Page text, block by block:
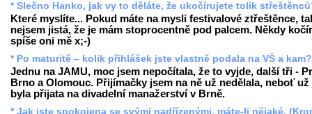
* Slečno Hanko, jak vy to děláte, že ukočírujete tolik
Které myslíte... Pokud máte na mysli festivalové ztřeštěnce,
nejsem jistá, že je mám stoprocentně pod palcem. Někdy
spíše oni mě x;-)
* Po maturitě – kolik přihlášek jste vlastně podala na VŠ a kam?
Jednu na JAMU, moc jsem nepočítala, že to vyjde, další tři -
Brno a Olomouc. Přijímačky jsem na ně už nedělala, neboť už
byla přijata na divadelní manažerství v Brně.
* Jak jste spokojena se svými nadřízenými, máte-li nějaké.